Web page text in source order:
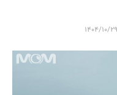
۱۴۰۴/۱۰/۲۹